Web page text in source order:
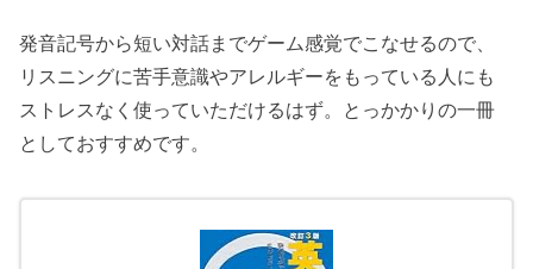
発音記号から短い対話までゲーム感覚でこなせるので、
リスニングに苦手意識やアレルギーをもっている人にも
ストレスなく使っていただけるはず。とっかかりの一冊
としておすすめです。